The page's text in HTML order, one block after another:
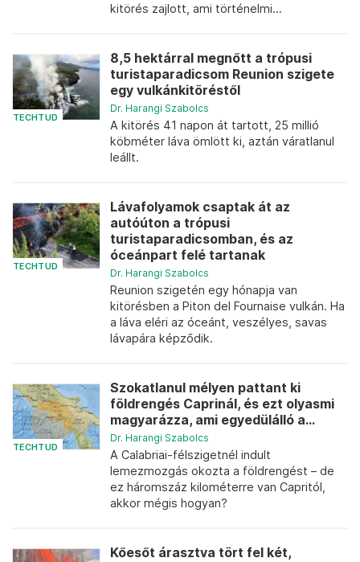
kitörés zajlott, ami történelmi...
TECHTUD
8,5 hektárral megnőtt a trópusi
turistaparadicsom Reunion szigete
egy vulkánkitöréstől
Dr. Harangi Szabolcs
A kitörés 41 napon át tartott, 25 millió
köbméter láva ömlött ki, aztán váratlanul
leállt.
TECHTUD
Lávafolyamok csaptak át az
autóúton a trópusi
turistaparadicsomban, és az
óceánpart felé tartanak
Dr. Harangi Szabolcs
Reunion szigetén egy hónapja van
kitörésben a Piton del Fournaise vulkán. Ha
a láva eléri az óceánt, veszélyes, savas
lávapára képződik.
TECHTUD
Szokatlanul mélyen pattant ki
földrengés Caprinál, és ezt olyasmi
magyarázza, ami egyedülálló a...
Dr. Harangi Szabolcs
A Calabriai-félszigetnél indult
lemezmozgás okozta a földrengést – de
ez háromszáz kilométerre van Capritól,
akkor mégis hogyan?
Kőesőt árasztva tört fel két,